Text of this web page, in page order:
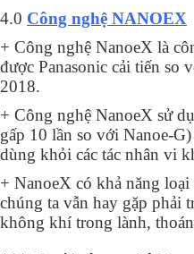
4.0 Công nghệ NANOEX
+ Công nghệ NanoeX là
được Panasonic cải tiến so
2018.
+ Công nghệ NanoeX sử
gấp 10 lần so với Nanoe-
dùng khỏi các tác nhân vi
+ NanoeX có khả năng
chúng ta vẫn hay gặp phải
không khí trong lành,